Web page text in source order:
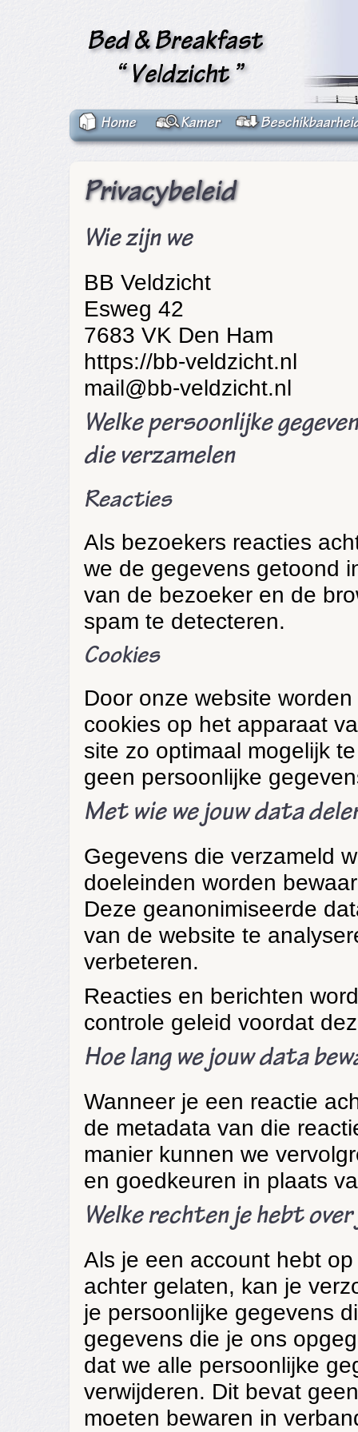
Home Kamer
Privacybeleid
Wie zijn we
BB Veldzicht
Esweg 42
7683 VK Den Ham
https://bb-veldzicht.nl
mail@bb-veldzicht.nl
Welke persoonlijke
die verzamelen
Reacties
Als bezoekers reacties
we de gegevens getoond
van de bezoeker en de
spam te detecteren.
Cookies
Door onze website
cookies op het apparaat
site zo optimaal mogelijk
geen persoonlijke
Met wie we jouw data
Gegevens die verzameld
doeleinden worden
Deze geanonimiseerde
van de website te
verbeteren.
Reacties en berichten
controle geleid voordat
Hoe lang we jouw data
Wanneer je een reactie
de metadata van die
manier kunnen we
en goedkeuren in plaats
Welke rechten je hebt
Als je een account hebt
achter gelaten, kan je
je persoonlijke gegevens
gegevens die je ons
dat we alle persoonlijke
verwijderen. Dit bevat
moeten bewaren in